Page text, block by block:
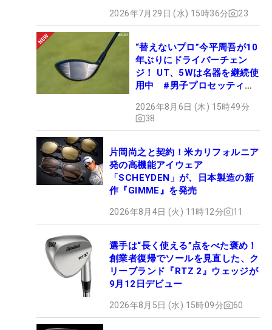
2026年7月29日 (水) 15時36分 23
“替えないプロ”今平周吾が10
年ぶりにドライバーチェン
ジ！ UT、5Wは名器を継続使
用中 #男子プロセッティン
2026年8月6日 (木) 15時49分
38
片岡尚之と契約！米カリフォルニア
発の高機能アイウェア
「SCHEYDEN」が、日本製造の新
作『GIMME』を発売
2026年8月4日 (火) 11時12分 11
選手は“長く使える”点をべた褒め！
創業者復帰でソールを見直した、ク
リーブランド『RTZ 2』ウェッジが
9月12日デビュー
2026年8月5日 (水) 15時09分 60